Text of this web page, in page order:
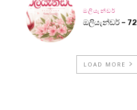
ඔලියැන්ඩර්
ඔලියැන්ඩර් – 72
LOAD MORE